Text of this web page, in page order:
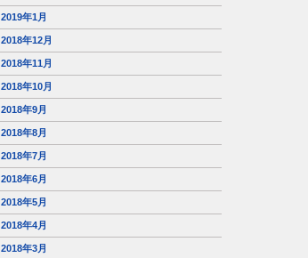
2019年1月
2018年12月
2018年11月
2018年10月
2018年9月
2018年8月
2018年7月
2018年6月
2018年5月
2018年4月
2018年3月